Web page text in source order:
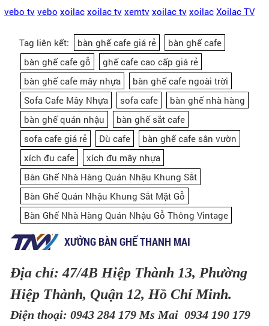
vebo tv vebo xoilac xoilac tv xemtv xoilac tv xoilac Xoilac TV
Tag liên kết: bàn ghế cafe giá rẻ
bàn ghế cafe
bàn ghế cafe gỗ
ghế cafe cao cấp giá rẻ
bàn ghế cafe mây nhựa
bàn ghế cafe ngoài trời
Sofa Cafe Mây Nhựa
sofa cafe
bàn ghế nhà hàng
bàn ghế quán nhậu
bàn ghế sắt cafe
sofa cafe giá rẻ
Dù cafe
bàn ghế cafe sân vườn
xích đu cafe
xích đu mây nhựa
Bàn Ghế Nhà Hàng Quán Nhậu Khung Sắt
Bàn Ghế Quán Nhậu Khung Sắt Mặt Gỗ
Bàn Ghế Nhà Hàng Quán Nhậu Gỗ Thông Vintage
XƯỞNG BÀN GHẾ THANH MAI
Địa chỉ: 47/4B Hiệp Thành 13, Phường
Hiệp Thành, Quận 12, Hồ Chí Minh.
Điện thoại: 0943 284 179 Ms Mai 0934 190 179